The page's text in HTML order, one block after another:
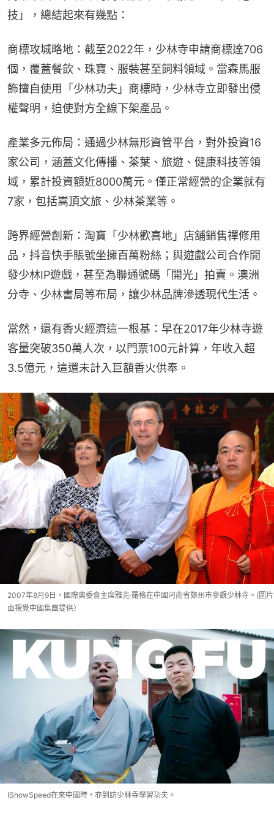
技」，總結起來有幾點：
商標攻城略地：截至2022年，少林寺申請商標達706
個，覆蓋餐飲、珠寶、服裝甚至飼料領域。當森馬服
飾擅自使用「少林功夫」商標時，少林寺立即發出侵
權聲明，迫使對方全線下架產品。
產業多元佈局：通過少林無形資管平台，對外投資16
家公司，涵蓋文化傳播、茶葉、旅遊、健康科技等領
域，累計投資額近8000萬元。僅正常經營的企業就有
7家，包括嵩頂文旅、少林茶業等。
跨界經營創新：淘寶「少林歡喜地」店舖銷售禪修用
品，抖音快手賬號坐擁百萬粉絲；與遊戲公司合作開
發少林IP遊戲，甚至為聯通號碼「開光」拍賣。澳洲
分寺、少林書局等布局，讓少林品牌滲透現代生活。
當然，還有香火經濟這一根基：早在2017年少林寺遊
客量突破350萬人次，以門票100元計算，年收入超
3.5億元，這還未計入巨額香火供奉。
2007年8月9日，國際奧委會主席雅克·羅格在中國河南省鄭州市參觀少林寺。(圖片
由視覺中國集團提供）
IShowSpeed在來中國時，亦到訪少林寺學習功夫。